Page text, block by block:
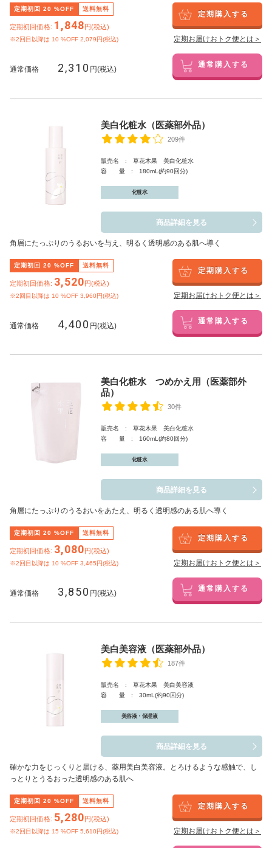
定期初回 20 %OFF 送料無料
定期初回価格: 1,848円(税込)
※2回目以降は 10 %OFF 2,079円(税込)
定期購入する
定期お届けおトク便とは＞
通常価格 2,310 円(税込) 通常購入する
美白化粧水（医薬部外品）
209件
販売名 : 草花木果 美白化粧水
容 量 : 180mL(約90回分)
化粧水
商品詳細を見る
角層にたっぷりのうるおいを与え、明るく透明感のある肌へ導く
定期初回 20 %OFF 送料無料
定期初回価格: 3,520円(税込)
※2回目以降は 10 %OFF 3,960円(税込)
定期購入する
定期お届けおトク便とは＞
通常価格 4,400 円(税込) 通常購入する
美白化粧水 つめかえ用（医薬部外
品）
30件
販売名 : 草花木果 美白化粧水
容 量 : 160mL(約80回分)
化粧水
商品詳細を見る
角層にたっぷりのうるおいをあたえ、明るく透明感のある肌へ導く
定期初回 20 %OFF 送料無料
定期初回価格: 3,080円(税込)
※2回目以降は 10 %OFF 3,465円(税込)
定期購入する
定期お届けおトク便とは＞
通常価格 3,850 円(税込) 通常購入する
美白美容液（医薬部外品）
187件
販売名 : 草花木果 美白美容液
容 量 : 30mL(約90回分)
美容液・保湿液
商品詳細を見る
確かな力をじっくりと届ける、薬用美白美容液。とろけるような感触で、し
っとりとうるおった透明感のある肌へ
定期初回 20 %OFF 送料無料
定期初回価格: 5,280円(税込)
※2回目以降は 15 %OFF 5,610円(税込)
定期購入する
定期お届けおトク便とは＞